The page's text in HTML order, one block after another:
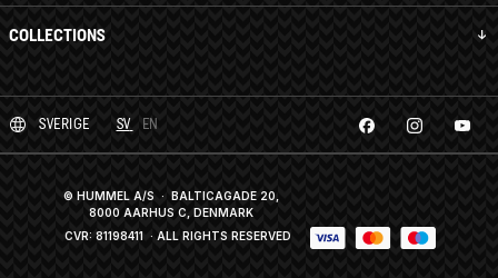
COLLECTIONS
SVERIGE SV EN
© HUMMEL A/S · BALTICAGADE 20,
8000 AARHUS C, DENMARK
CVR: 81198411 · ALL RIGHTS RESERVED